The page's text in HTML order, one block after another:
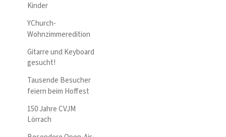
Kinder
YChurch-
Wohnzimmeredition
Gitarre und Keyboard
gesucht!
Tausende Besucher
feiern beim Hoffest
150 Jahre CVJM
Lörrach